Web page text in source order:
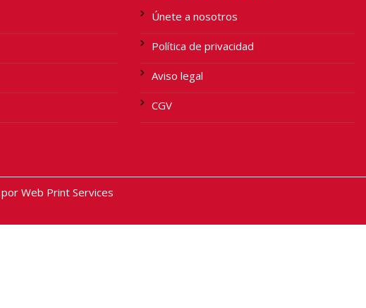
Únete a nosotros
Política de privacidad
Aviso legal
CGV
Web Print Services